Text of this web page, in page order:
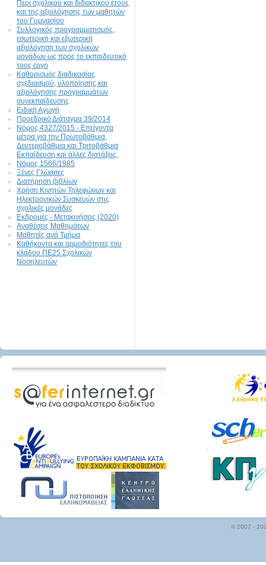
Περί σχολικού και διδακτικού έτους
και της αξιολόγησης των μαθητών
του Γυμνασίου
Συλλογικός προγραμματισμός,
εσωτερική και εξωτερική
αξιολόγηση των σχολικών
μονάδων ως προς το εκπαιδευτικό
τους έργο
Καθορισμός διαδικασίας
σχεδιασμού, υλοποίησης και
αξιολόγησης προγραμμάτων
συνεκπαίδευσης
Ειδική Αγωγή
Προεδρικό Διάταγμα 39/2014
Νόμος 4327/2015 - Επείγοντα
μέτρα για την Πρωτοβάθμια,
Δευτεροβάθμια και Τριτοβάθμια
Εκπαίδευση και άλλες διατάξεις.
Νόμος 1566/1985
Ξένες Γλώσσες
Διατήρηση βιβλίων
Χρήση Κινητών Τηλεφώνων και
Ηλεκτρονικών Συσκευών στις
σχολικές μονάδες
Εκδρομές - Μετακινήσεις (2020)
Αναθέσεις Μαθημάτων
Μαθητές ανά Τμήμα
Καθήκοντα και αρμοδιότητες του
κλάδου ΠΕ25 Σχολικών
Νοσηλευτών
© 2007 -